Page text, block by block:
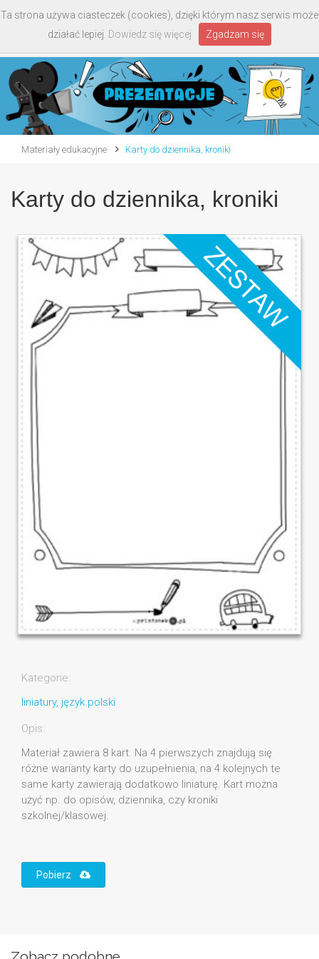
Materiały edukacyjne Karty do dziennika, kroniki
Karty do dziennika, kroniki
Kategorie:
liniatury, język polski
Opis:
Materiał zawiera 8 kart. Na 4 pierwszych znajdują się
różne warianty karty do uzupełnienia, na 4 kolejnych te
same karty zawierają dodatkowo liniaturę. Kart można
użyć np. do opisów, dziennika, czy kroniki
szkolnej/klasowej.
Pobierz
Ta strona używa ciasteczek (cookies), dzięki którym nasz serwis może
działać lepiej. Dowiedz się więcej Zgadzam się